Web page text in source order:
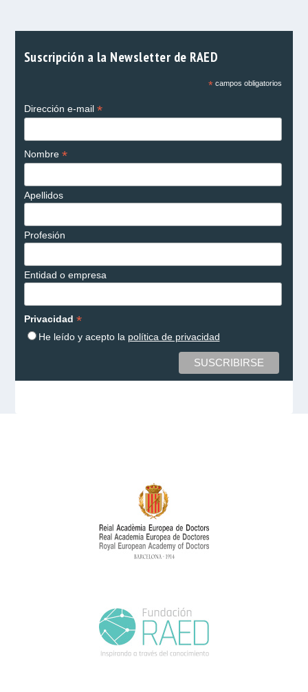
Suscripción a la Newsletter de RAED
*campos obligatorios
Dirección e-mail *
Nombre *
Apellidos
Profesión
Entidad o empresa
Privacidad *
He leído y acepto la política de privacidad